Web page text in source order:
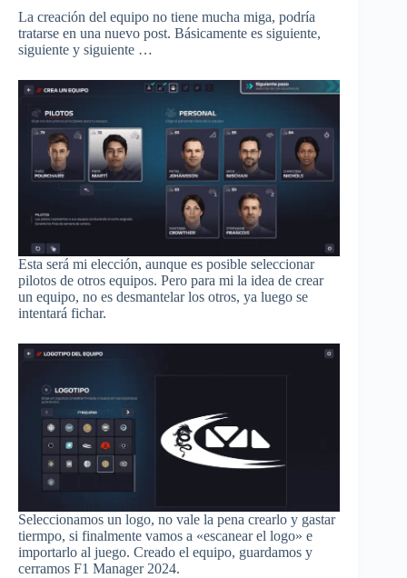
La creación del equipo no tiene mucha miga, podría
tratarse en una nuevo post. Básicamente es siguiente,
siguiente y siguiente …
Esta será mi elección, aunque es posible seleccionar
pilotos de otros equipos. Pero para mi la idea de crear
un equipo, no es desmantelar los otros, ya luego se
intentará fichar.
Seleccionamos un logo, no vale la pena crearlo y gastar
tiermpo, si finalmente vamos a «escanear el logo» e
importarlo al juego. Creado el equipo, guardamos y
cerramos F1 Manager 2024.